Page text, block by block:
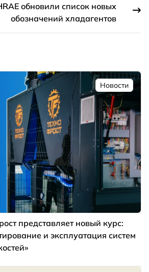
обновили список новых
обозначений хладагентов
Новости
представляет новый курс:
и эксплуатация систем